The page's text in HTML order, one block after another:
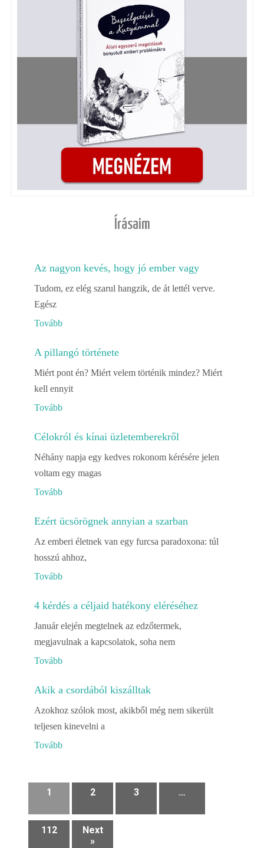
Írásaim
Az nagyon kevés, hogy jó ember vagy
Tudom, ez elég szarul hangzik, de át lettél verve.
Egész
Tovább
A pillangó története
Miért pont én? Miért velem történik mindez? Miért
kell ennyit
Tovább
Célokról és kínai üzletemberekről
Néhány napja egy kedves rokonom kérésére jelen
voltam egy magas
Tovább
Ezért ücsörögnek annyian a szarban
Az emberi életnek van egy furcsa paradoxona: túl
hosszú ahhoz,
Tovább
4 kérdés a céljaid hatékony eléréséhez
Január elején megtelnek az edzőtermek,
megjavulnak a kapcsolatok, soha nem
Tovább
Akik a csordából kiszálltak
Azokhoz szólok most, akikből még nem sikerült
teljesen kinevelni a
Tovább
1 2 3 …
112
Next
»